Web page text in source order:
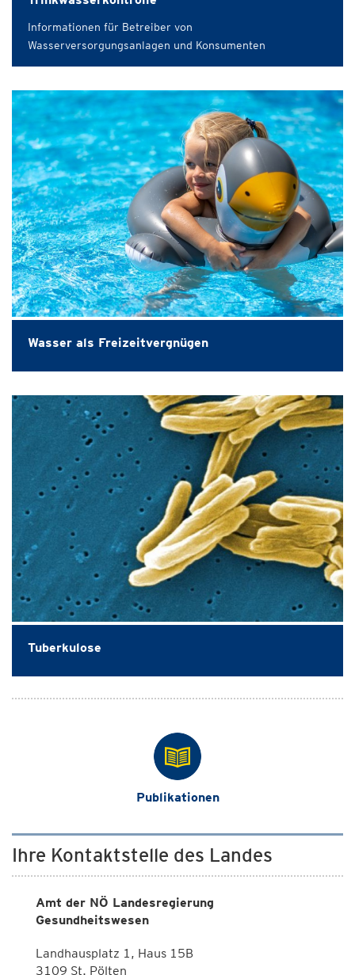
Informationen für Betreiber von
Wasserversorgungsanlagen und Konsumenten
Wasser als Freizeitvergnügen
Tuberkulose
Publikationen
Ihre Kontaktstelle des Landes
Amt der NÖ Landesregierung
Gesundheitswesen
Landhausplatz 1, Haus 15B
3109 St. Pölten